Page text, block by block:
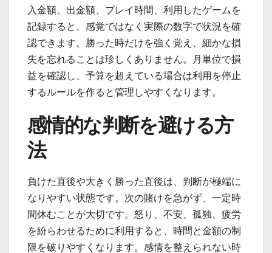
入金額、出金額、プレイ時間、利用したゲームを
記録すると、感覚ではなく実際の数字で状況を確
認できます。勝った時だけを強く覚え、細かな損
失を忘れることは珍しくありません。月単位で損
益を確認し、予算を超えている場合は利用を停止
するルールを作ると管理しやすくなります。
感情的な判断を避ける方
法
負けた直後や大きく勝った直後は、判断が極端に
なりやすい状態です。次の賭けを急がず、一定時
間休むことが大切です。怒り、不安、孤独、疲労
を紛らわせるために利用すると、時間と金額の制
限を破りやすくなります。感情を整えられない時